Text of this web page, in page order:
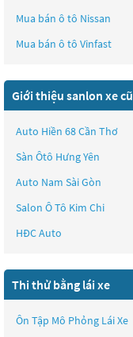
Mua bán ô tô Nissan
Mua bán ô tô Vinfast
Giới thiệu sanlon xe cũ
Auto Hiền 68 Cần Thơ
Sàn Ôtô Hưng Yên
Auto Nam Sài Gòn
Salon Ô Tô Kim Chi
HĐC Auto
Thi thử bằng lái xe
Ôn Tập Mô Phỏng Lái Xe